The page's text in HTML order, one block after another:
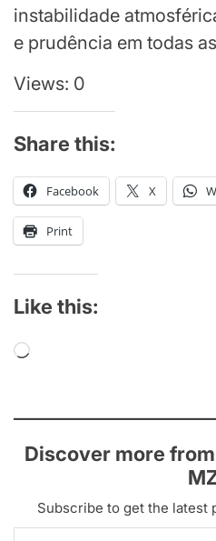
instabilidade
e prudência em todas
Views: 0
Share this:
Facebook X
Print
Like this:
Loading…
Discover more
Subscribe to get the latest
Type your email…